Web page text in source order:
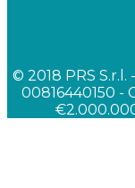
© 2018 PRS
00816440150 -